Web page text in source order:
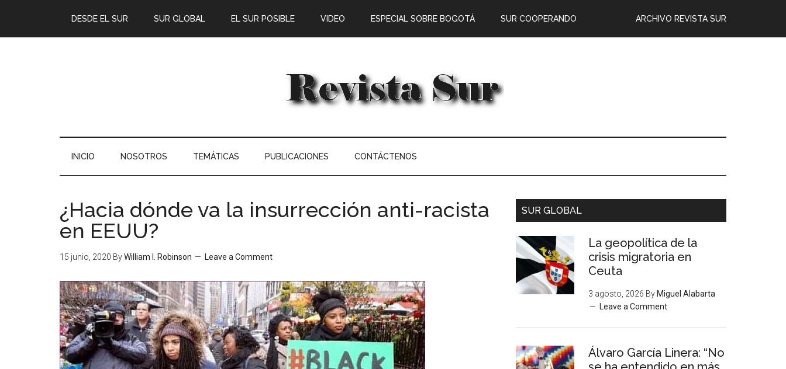
DESDE EL SUR SUR GLOBAL EL SUR POSIBLE ARCHIVO REVISTA SUR
VIDEO ESPECIAL SOBRE BOGOTÁ SUR COOPERANDO
INICIO NOSOTROS TEMÁTICAS PUBLICACIONES CONTÁCTENOS
¿Hacia dónde va la insurrección anti-racista
en EEUU?
15 junio, 2020 ByWilliam I. Robinson Leave a Comment
SUR GLOBAL
La geopolítica de la
crisis migratoria en
Ceuta
3 agosto, 2026 By Miguel Alabarta
Leave a Comment
Álvaro García Linera: “No